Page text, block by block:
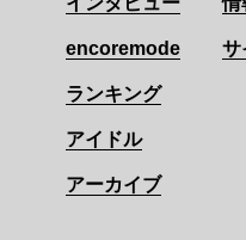
encoremode
ランキング
アイドル
アーカイブ
サ